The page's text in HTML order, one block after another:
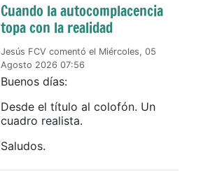
Cuando la autocomplacencia
topa con la realidad
Jesús FCV comentó el Miércoles, 05
Agosto 2026 07:56
Buenos días:
Desde el título al colofón. Un
cuadro realista.
Saludos.